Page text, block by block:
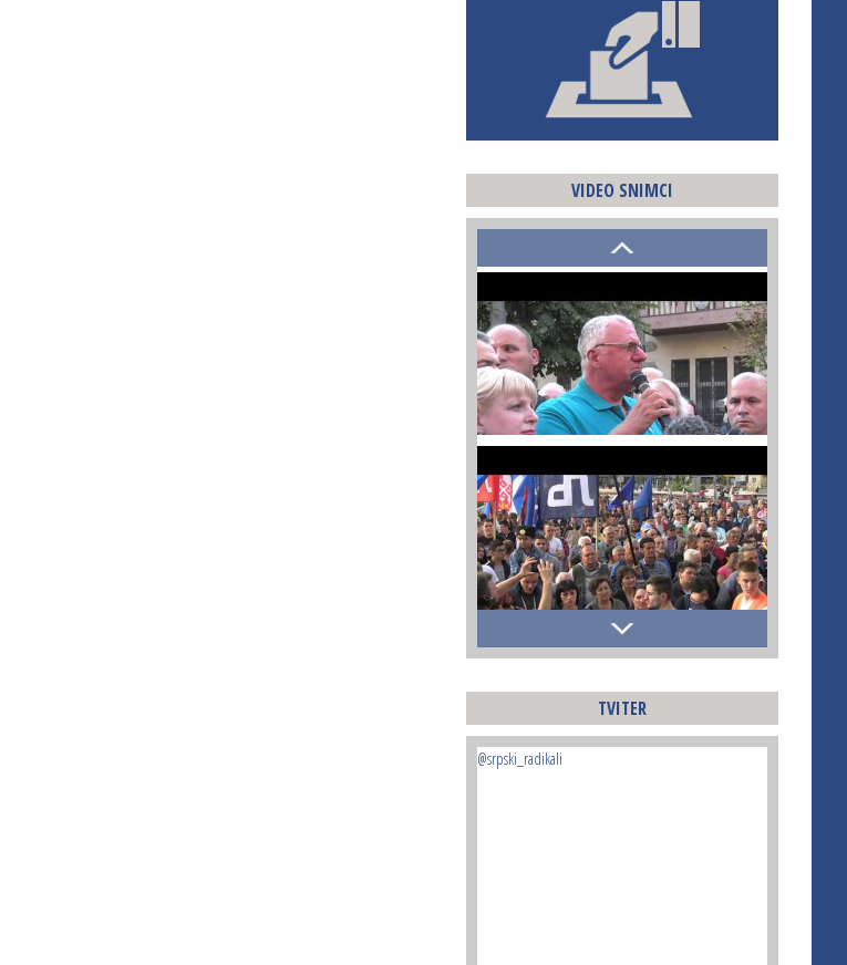
VIDEO SNIMCI
TVITER
@srpski_radikali